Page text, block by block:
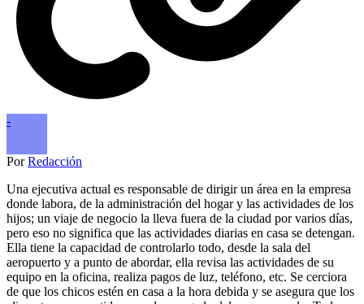
-
PorRedacción
Una ejecutiva actual es responsable de dirigir un área en la empresa
donde labora, de la administración del hogar y las actividades de los
hijos; un viaje de negocio la lleva fuera de la ciudad por varios días,
pero eso no significa que las actividades diarias en casa se detengan.
Ella tiene la capacidad de controlarlo todo, desde la sala del
aeropuerto y a punto de abordar, ella revisa las actividades de su
equipo en la oficina, realiza pagos de luz, teléfono, etc. Se cerciora
de que los chicos estén en casa a la hora debida y se asegura que los